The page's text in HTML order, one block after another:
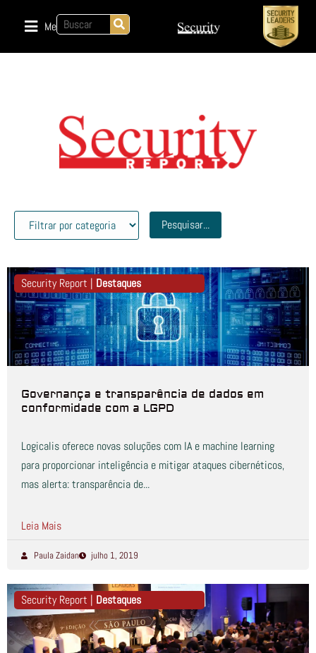
Menu
Pesquisar...
Security Report | Destaques
Governança e transparência de dados em
conformidade com a LGPD
Logicalis oferece novas soluções com IA e machine learning
para proporcionar inteligência e mitigar ataques cibernéticos,
mas alerta: transparência de...
Leia Mais
Paula Zaidan julho 1, 2019
Security Report | Destaques